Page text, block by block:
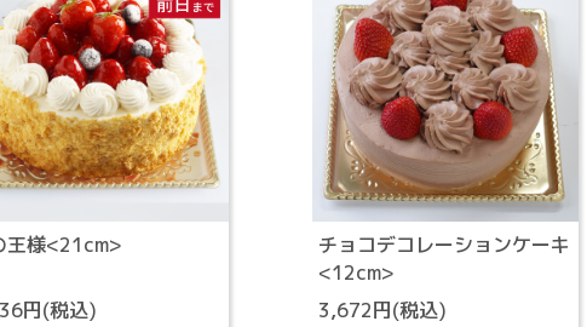
王様<21cm>
円(税込)
チョコデコレーションケーキ
<12cm>
3,672円(税込)